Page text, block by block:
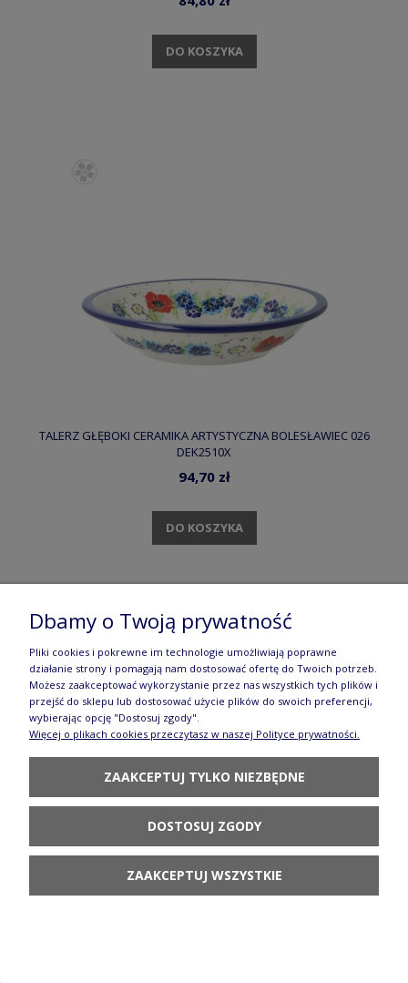
DO KOSZYKA
TALERZ GŁĘBOKI CERAMIKA ARTYSTYCZNA BOLESŁAWIEC 026
DEK2510X
94,70 zł
DO KOSZYKA
Dbamy o Twoją prywatność
Pliki cookies i pokrewne im technologie umożliwiają poprawne
działanie strony i pomagają nam dostosować ofertę do Twoich potrzeb.
Możesz zaakceptować wykorzystanie przez nas wszystkich tych plików i
przejść do sklepu lub dostosować użycie plików do swoich preferencji,
wybierając opcję "Dostosuj zgody".
Więcej o plikach cookies przeczytasz w naszej Polityce prywatności.
ZAAKCEPTUJ TYLKO NIEZBĘDNE
DOSTOSUJ ZGODY
ZAAKCEPTUJ WSZYSTKIE